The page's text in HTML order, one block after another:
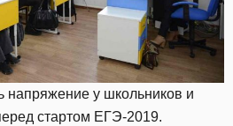
напряжение у школьников и
стартом ЕГЭ-2019.